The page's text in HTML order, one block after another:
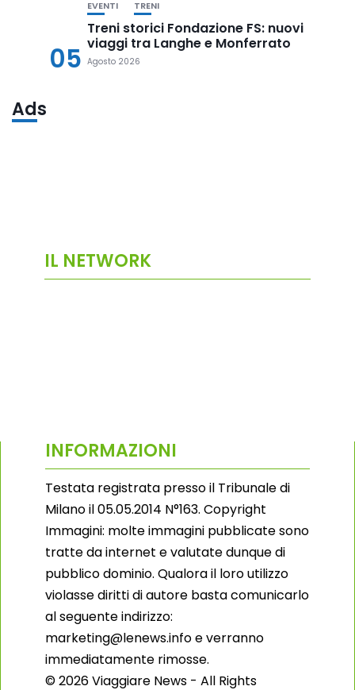
05
EVENTI TRENI
Treni storici Fondazione FS: nuovi
viaggi tra Langhe e Monferrato
Agosto 2026
Ads
IL NETWORK
INFORMAZIONI
Testata registrata presso il Tribunale di
Milano il 05.05.2014 N°163. Copyright
Immagini: molte immagini pubblicate sono
tratte da internet e valutate dunque di
pubblico dominio. Qualora il loro utilizzo
violasse diritti di autore basta comunicarlo
al seguente indirizzo:
marketing@lenews.info e verranno
immediatamente rimosse.
© 2026 Viaggiare News - All Rights